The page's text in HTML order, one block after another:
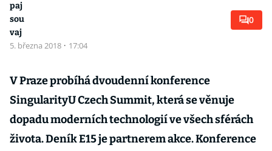
paj
sou
vaj
5. března 2018 · 17:04
0
V Praze probíhá dvoudenní konference
SingularityU Czech Summit, která se věnuje
dopadu moderních technologií ve všech sférách
života. Deník E15 je partnerem akce. Konference